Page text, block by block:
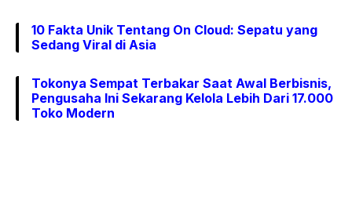
10 Fakta Unik Tentang On Cloud: Sepatu yang
Sedang Viral di Asia
Tokonya Sempat Terbakar Saat Awal Berbisnis,
Pengusaha Ini Sekarang Kelola Lebih Dari 17.000
Toko Modern